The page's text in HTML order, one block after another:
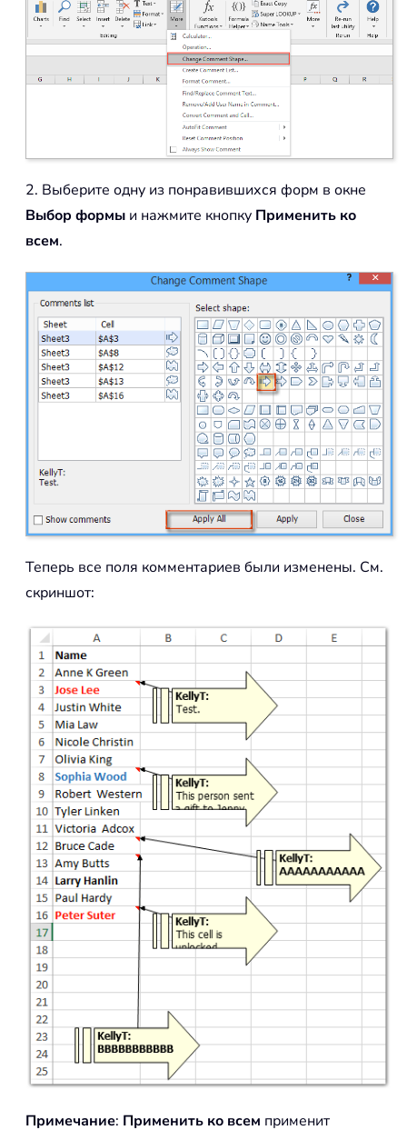
2. Выберите одну из понравившихся форм в окне
Выбор формы и нажмите кнопку Применить ко
всем.
Теперь все поля комментариев были изменены. См.
скриншот:
Примечание: Применить ко всем применит